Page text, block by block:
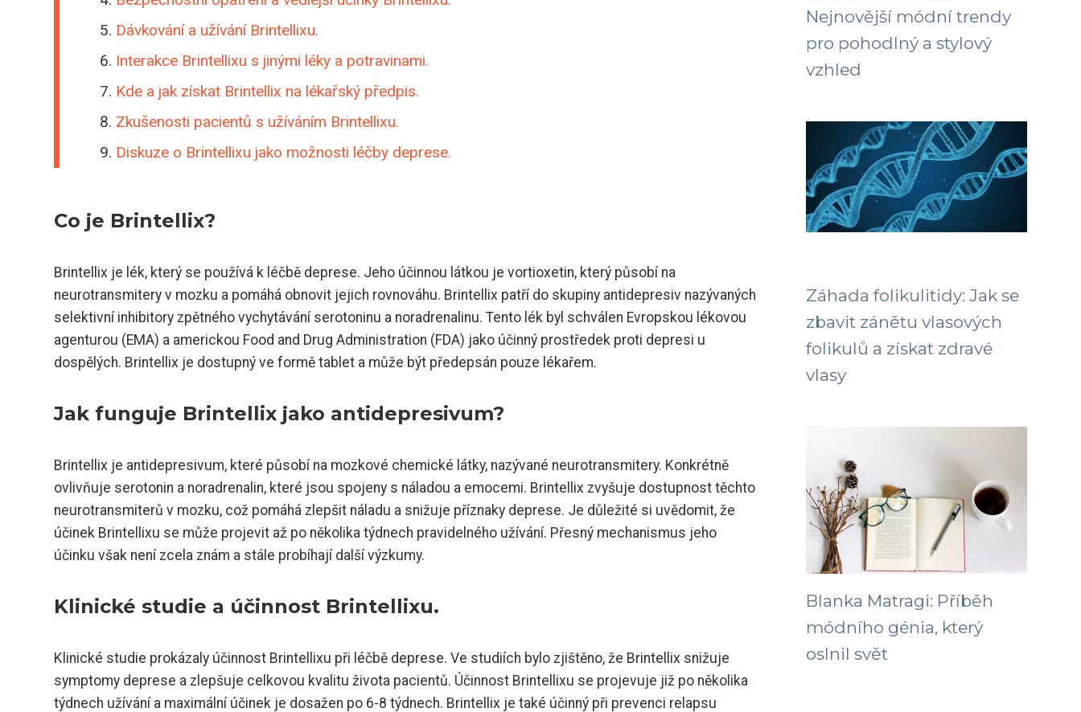
Dávkování a užívání Brintellixu.
Interakce Brintellixu s jinými léky a potravinami.
Kde a jak získat Brintellix na lékařský předpis.
Zkušenosti pacientů s užíváním Brintellixu.
Diskuze o Brintellixu jako možnosti léčby deprese.
Co je Brintellix?
Brintellix je lék, který se používá k léčbě deprese. Jeho účinnou látkou je vortioxetin, který působí na
neurotransmitery v mozku a pomáhá obnovit jejich rovnováhu. Brintellix patří do skupiny antidepresiv nazývaných
selektivní inhibitory zpětného vychytávání serotoninu a noradrenalinu. Tento lék byl schválen Evropskou lékovou
agenturou (EMA) a americkou Food and Drug Administration (FDA) jako účinný prostředek proti depresi u
dospělých. Brintellix je dostupný ve formě tablet a může být předepsán pouze lékařem.
Jak funguje Brintellix jako antidepresivum?
Brintellix je antidepresivum, které působí na mozkové chemické látky, nazývané neurotransmitery. Konkrétně
ovlivňuje serotonin a noradrenalin, které jsou spojeny s náladou a emocemi. Brintellix zvyšuje dostupnost těchto
neurotransmiterů v mozku, což pomáhá zlepšit náladu a snižuje příznaky deprese. Je důležité si uvědomit, že
účinek Brintellixu se může projevit až po několika týdnech pravidelného užívání. Přesný mechanismus jeho
účinku však není zcela znám a stále probíhají další výzkumy.
Klinické studie a účinnost Brintellixu.
Klinické studie prokázaly účinnost Brintellixu při léčbě deprese. Ve studiích bylo zjištěno, že Brintellix snižuje
symptomy deprese a zlepšuje celkovou kvalitu života pacientů. Účinnost Brintellixu se projevuje již po několika
týdnech užívání a maximální účinek je dosažen po 6-8 týdnech. Brintellix je také účinný při prevenci relapsu
Nejnovější módní trendy
pro pohodlný a stylový
vzhled
Záhada folikulitidy: Jak se
zbavit zánětu vlasových
folikulů a získat zdravé
vlasy
Blanka Matragi: Příběh
módního génia, který
oslnil svět